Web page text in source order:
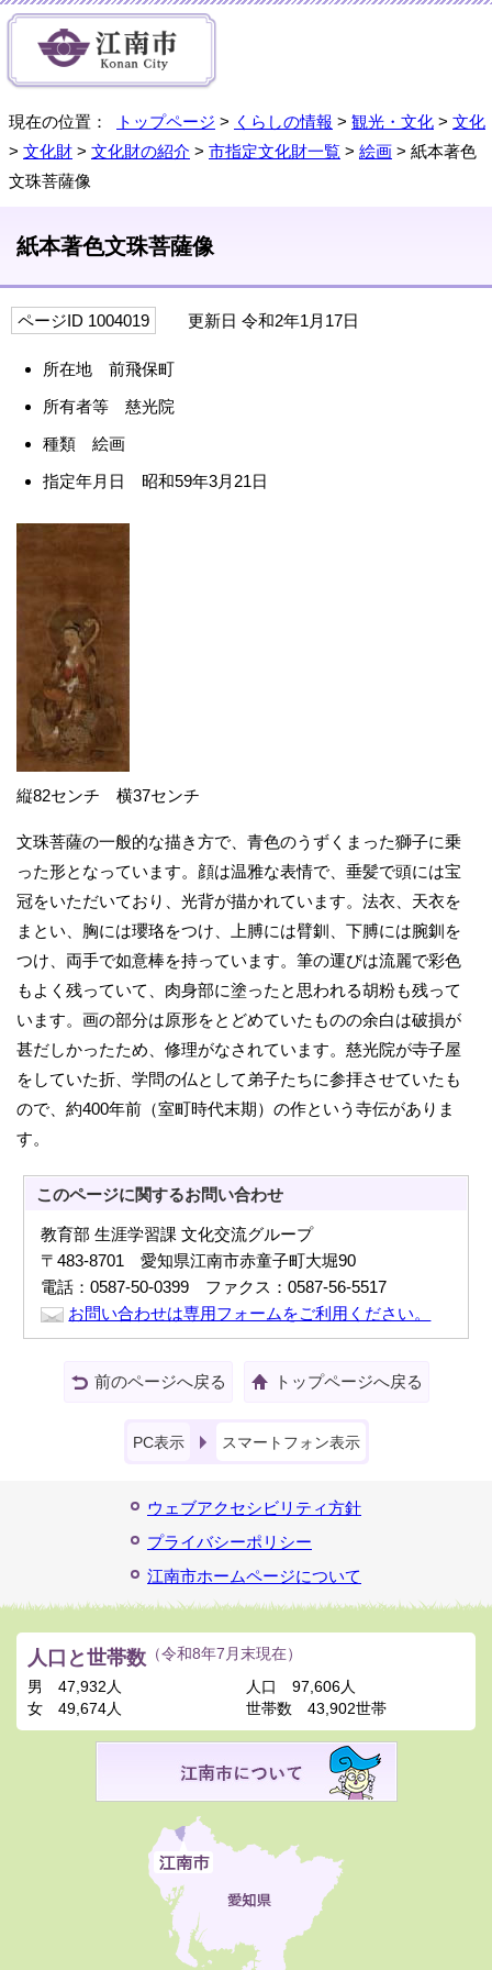
現在の位置： トップページ > くらしの情報 > 観光・文化 > 文化
> 文化財 > 文化財の紹介 > 市指定文化財一覧 > 絵画 > 紙本著色
文珠菩薩像
紙本著色文珠菩薩像
ページID 1004019 更新日 令和2年1月17日
所在地 前飛保町
所有者等 慈光院
種類 絵画
指定年月日 昭和59年3月21日
縦82センチ 横37センチ
文珠菩薩の一般的な描き方で、青色のうずくまった獅子に乗
った形となっています。顔は温雅な表情で、垂髪で頭には宝
冠をいただいており、光背が描かれています。法衣、天衣を
まとい、胸には瓔珞をつけ、上膊には臂釧、下膊には腕釧を
つけ、両手で如意棒を持っています。筆の運びは流麗で彩色
もよく残っていて、肉身部に塗ったと思われる胡粉も残って
います。画の部分は原形をとどめていたものの余白は破損が
甚だしかったため、修理がなされています。慈光院が寺子屋
をしていた折、学問の仏として弟子たちに参拝させていたも
ので、約400年前（室町時代末期）の作という寺伝がありま
す。
このページに関するお問い合わせ
教育部 生涯学習課 文化交流グループ
〒483-8701 愛知県江南市赤童子町大堀90
電話：0587-50-0399 ファクス：0587-56-5517
お問い合わせは専用フォームをご利用ください。
前のページへ戻る トップページへ戻る
PC表示 スマートフォン表示
ウェブアクセシビリティ方針
プライバシーポリシー
江南市ホームページについて
人口と世帯数 （令和8年7月末現在）
男
47,932人
女
49,674人
人口
97,606人
世帯数
43,902世帯